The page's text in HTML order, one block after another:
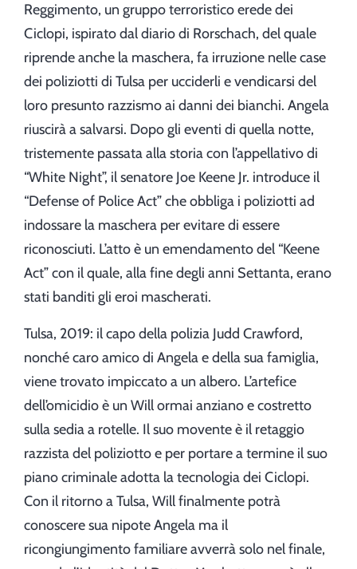
Reggimento, un gruppo terroristico erede dei
Ciclopi, ispirato dal diario di Rorschach, del quale
riprende anche la maschera, fa irruzione nelle case
dei poliziotti di Tulsa per ucciderli e vendicarsi del
loro presunto razzismo ai danni dei bianchi. Angela
riuscirà a salvarsi. Dopo gli eventi di quella notte,
tristemente passata alla storia con l’appellativo di
“White Night”, il senatore Joe Keene Jr. introduce il
“Defense of Police Act” che obbliga i poliziotti ad
indossare la maschera per evitare di essere
riconosciuti. L’atto è un emendamento del “Keene
Act” con il quale, alla fine degli anni Settanta, erano
stati banditi gli eroi mascherati.
Tulsa, 2019: il capo della polizia Judd Crawford,
nonché caro amico di Angela e della sua famiglia,
viene trovato impiccato a un albero. L’artefice
dell’omicidio è un Will ormai anziano e costretto
sulla sedia a rotelle. Il suo movente è il retaggio
razzista del poliziotto e per portare a termine il suo
piano criminale adotta la tecnologia dei Ciclopi.
Con il ritorno a Tulsa, Will finalmente potrà
conoscere sua nipote Angela ma il
ricongiungimento familiare avverrà solo nel finale,